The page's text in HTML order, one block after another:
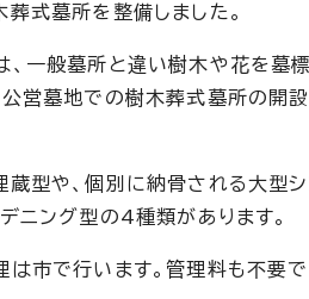
式墓所を整備しました。
一般墓所と違い樹木や花を墓
公営墓地での樹木葬式墓所の開
型や、個別に納骨される大型シ
ニング型の4種類があります。
市で行います。管理料も不要で